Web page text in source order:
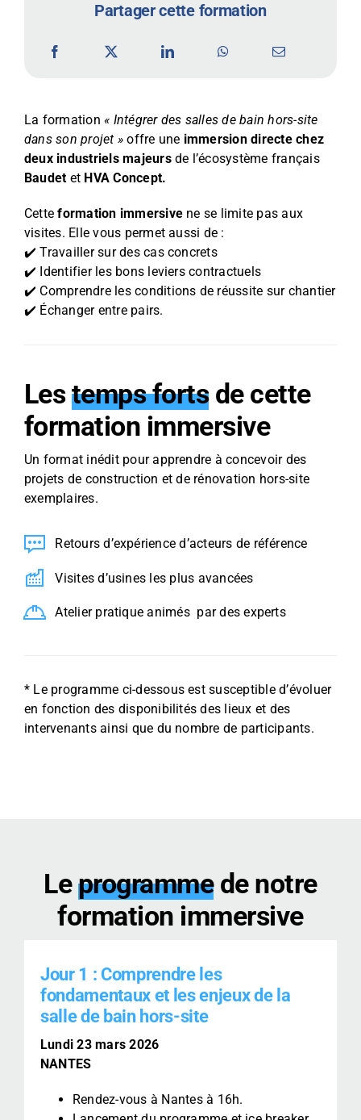
Partager cette formation
La formation« Intégrer des salles de bain hors-site
dans son projet » offre une immersion directe chez
deux industriels majeursde l’écosystème français
Baudet et HVA Concept.
Cetteformation immersive ne se limite pas aux
visites. Elle vous permet aussi de :
✔️ Travailler sur des cas concrets
✔️ Identifier les bons leviers contractuels
✔️ Comprendre les conditions de réussite sur chantier
✔️ Échanger entre pairs.
Lestemps fortsde cette
formation immersive
Un format inédit pour apprendre à concevoir des
projets de construction et de rénovation hors-site
exemplaires.
Retours d’expérience d’acteurs de référence
Visites d’usines les plus avancées
Atelier pratique animés par des experts
* Le programme ci-dessous est susceptible d’évoluer
en fonction des disponibilités des lieux et des
intervenants ainsi que du nombre de participants.
Leprogrammede notre
formation immersive
Jour 1 : Comprendre les
fondamentaux et les enjeux de la
salle de bain hors-site
Lundi 23 mars 2026
NANTES
Rendez-vous à Nantes à 16h.